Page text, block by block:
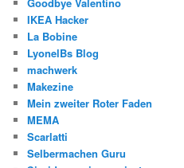
IKEA Hacker
La Bobine
LyonelBs Blog
machwerk
Makezine
Mein zweiter Roter Faden
MEMA
Scarlatti
Selbermachen Guru